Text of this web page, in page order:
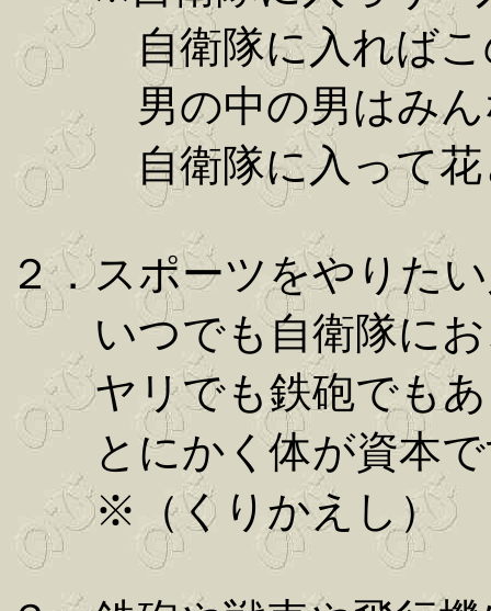
自衛隊に入ればこ
男の中の男はみん
自衛隊に入って花
２．スポーツをやりた
いつでも自衛隊にお
ヤリでも鉄砲でもあ
とにかく体が資本で
※（くりかえし）